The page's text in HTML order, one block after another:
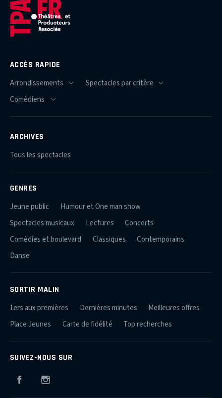
ACCÈS RAPIDE
ARCHIVES
Tous les spectacles
GENRES
Jeune public
Humour et One man show
Spectacles musicaux
Lectures
Concerts
Comédies et boulevard
Classiques
Contemporains
Danse
SORTIR MALIN
1ers aux premières Dernières minutes
Meilleures offres
Place Jeunes
Carte de fidélité Top recherches
SUIVEZ-NOUS SUR
Facebook